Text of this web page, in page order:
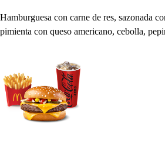
Hamburguesa con carne de res, sazonada
pimienta con queso americano, cebolla,